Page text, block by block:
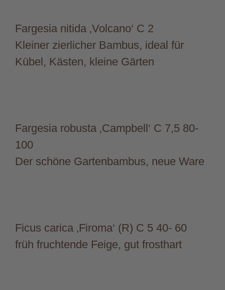
Fargesia nitida ‚Volcano‘ C 2
Kleiner zierlicher Bambus, ideal für
Kübel, Kästen, kleine Gärten
Fargesia robusta ‚Campbell‘ C 7,5 80-
100
Der schöne Gartenbambus, neue Ware
Ficus carica ‚Firoma‘ (R) C 5 40- 60
früh fruchtende Feige, gut frosthart